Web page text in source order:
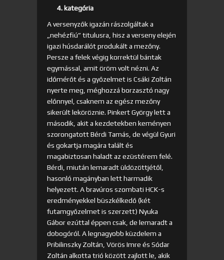
4. kategória
A versenyzők igazán rászolgáltak a
„nehézfiú” titulusra, hisz a verseny elején
igazi húsdarálót produkált a mezőny.
Persze a felek végig korrektül bántak
egymással, amit öröm volt nézni. Az
időmérőt és a győzelmet is Csáki Zoltán
nyerte meg, méghozzá borzasztó nagy
előnnyel, csaknem az egész mezőny
sikerült leköröznie. Pinkert György lett a
második, akit a kezdetekben keményen
szorongatott Bérdi Tamás, de végül Gyuri
és gokartja magára talált és
magabiztosan haladt az ezüstérem felé.
Bérdi, miután lemaradt üldözöttjétől,
hasonló magányban lett harmadik
helyezett. A bravúros szombati HCK-s
eredményekkel büszkélkedő (két
futamgyőzelmet is szerzett) Nyuka
Gábor ezúttal éppen csak, de lemaradt a
dobogóról. A legnagyobb küzdelem a
Pribilinszky Zoltán, Vörös Imre és Sódar
Zoltán alkotta trió között zajlott le, akik